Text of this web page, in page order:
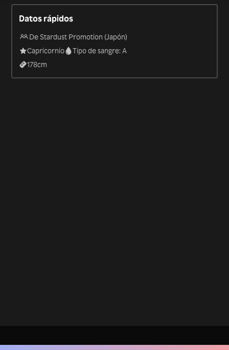
Datos rápidos
De Stardust Promotion (Japón)
Capricornio
Tipo de sangre: A
178cm